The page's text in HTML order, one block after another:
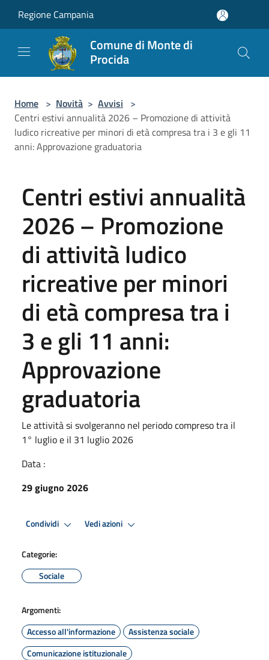
Regione Campania
Comune di Monte di
Procida
Home > Novità > Avvisi >
Centri estivi annualità 2026 – Promozione di attività
ludico ricreative per minori di età compresa tra i 3 e gli 11
anni: Approvazione graduatoria
Centri estivi annualità
2026 – Promozione
di attività ludico
ricreative per minori
di età compresa tra i
3 e gli 11 anni:
Approvazione
graduatoria
Le attività si svolgeranno nel periodo compreso tra il
1° luglio e il 31 luglio 2026
Data :
29 giugno 2026
Condividi Vedi azioni
Categorie:
Sociale
Argomenti:
Accesso all'informazione
Assistenza sociale
Comunicazione istituzionale